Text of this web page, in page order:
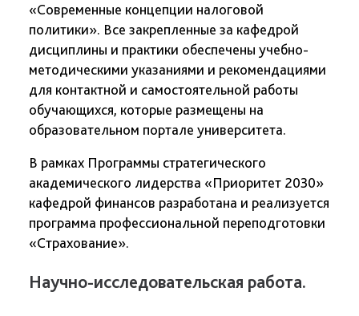
«Современные концепции налоговой
политики». Все закрепленные за кафедрой
дисциплины и практики обеспечены учебно-
методическими указаниями и рекомендациями
для контактной и самостоятельной работы
обучающихся, которые размещены на
образовательном портале университета.
В рамках Программы стратегического
академического лидерства «Приоритет 2030»
кафедрой финансов разработана и реализуется
программа профессиональной переподготовки
«Страхование».
Научно-исследовательская работа.